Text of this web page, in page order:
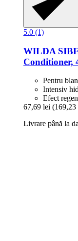
5.0 (1)
WILDA
Conditioner,
Pentru
Intensiv
Efect
67,69 lei
Livrare până la